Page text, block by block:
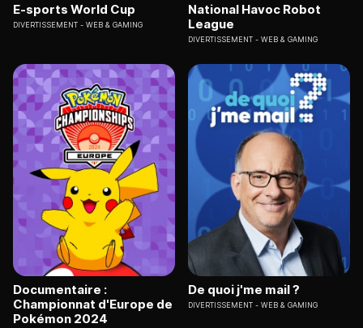
E-sports World Cup
DIVERTISSEMENT WEB & GAMING
National Havoc Robot
League
DIVERTISSEMENT WEB & GAMING
Documentaire :
Championnat d'Europe de
Pokémon 2024
De quoi j'me mail ?
DIVERTISSEMENT WEB & GAMING